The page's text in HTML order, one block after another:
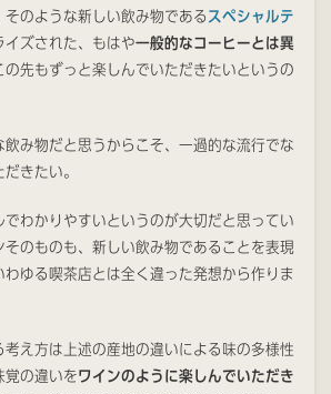
のような新しい飲み物である スペシャルテ
イズされた、もはや一般的なコーヒーとは異
の先もずっと楽しんでいただきたいというの
飲み物だと思うからこそ、一過的な流行でな
きたい。
わかりやすいというのが大切だと思ってい
そのものも、新しい飲み物であることを表現
わゆる喫茶店とは全く違った発想から作りま
考え方は上述の産地の違いによる味の多様性
覚の違いをワインのように楽しんでいただき